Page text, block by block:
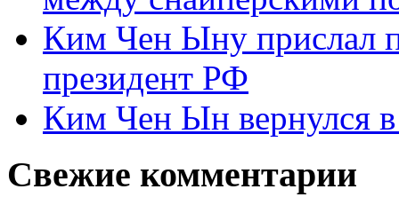
Ким Чен Ыну прислал
президент РФ
Ким Чен Ын вернулся
Свежие комментарии